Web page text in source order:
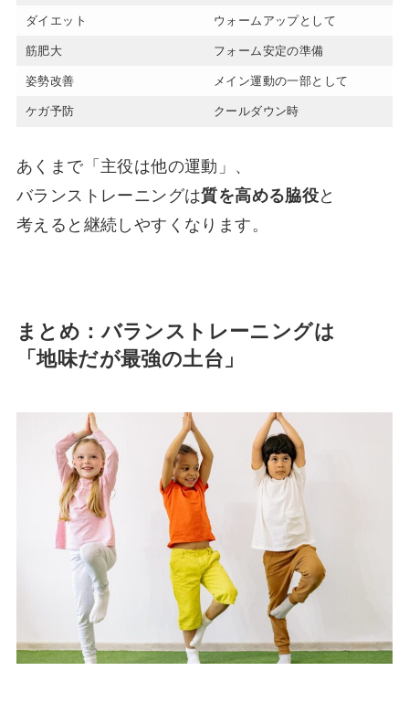
ダイエット ウォームアップとして
筋肥大 フォーム安定の準備
姿勢改善 メイン運動の一部として
ケガ予防 クールダウン時
あくまで「主役は他の運動」、
バランストレーニングは質を高める脇役と
考えると継続しやすくなります。
まとめ：バランストレーニングは
「地味だが最強の土台」